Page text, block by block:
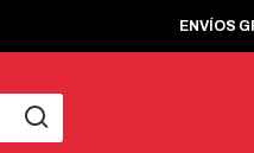
ENVÍOS